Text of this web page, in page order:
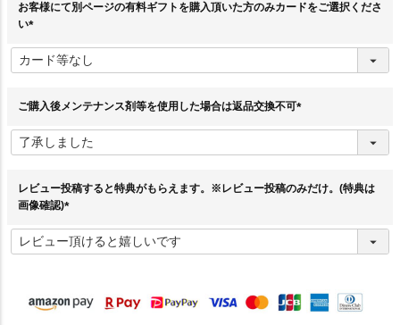
お客様にて別ページの有料ギフトを購入頂いた方のみカードをご選択くださ
い
必
須
ご購入後メンテナンス剤等を使用した場合は返品交換不可
須
レビュー投稿すると特典がもらえます。※レビュー投稿のみだけ。(特典は
画像確認)
必
須